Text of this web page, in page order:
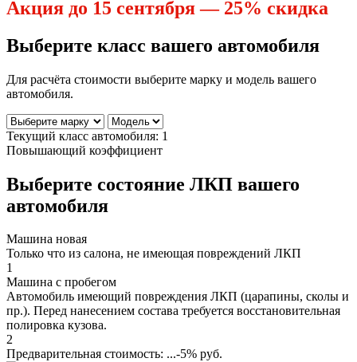
Акция до 15 сентября — 25% скидка
Выберите класс вашего автомобиля
Для расчёта стоимости выберите марку и модель вашего
автомобиля.
Текущий класс автомобиля: 1
Повышающий коэффициент
Выберите состояние ЛКП вашего
автомобиля
Машина новая
Только что из салона, не имеющая повреждений ЛКП
1
Машина с пробегом
Автомобиль имеющий повреждения ЛКП (царапины, сколы и
пр.). Перед нанесением состава требуется восстановительная
полировка кузова.
2
Предварительная стоимость: ...-5% руб.